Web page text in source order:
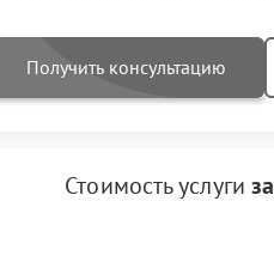
Получить консультацию
Стоимость услуги